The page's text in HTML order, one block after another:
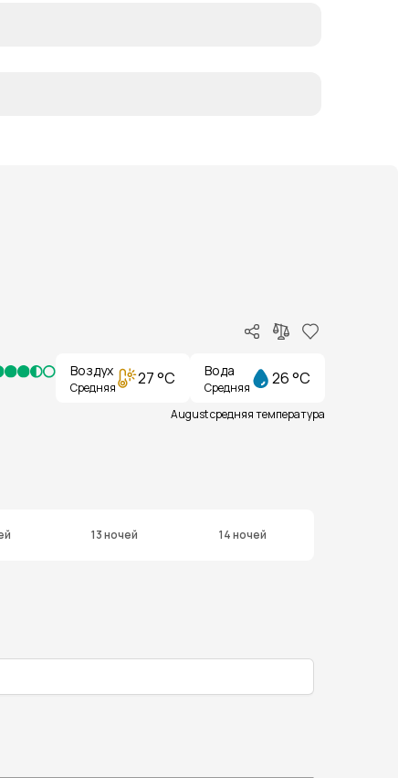
Воздух
Средняя 27 °C Вода
Средняя 26 °C
August средняя температура
13 ночей 14 ночей